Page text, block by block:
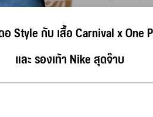
อ Style กับ เสื้อ Carnival x One
และ รองเท้า Nike สุดจ๊าบ